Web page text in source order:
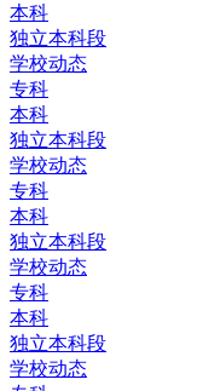
本科
独立本科段
学校动态
专科
本科
独立本科段
学校动态
专科
本科
独立本科段
学校动态
专科
本科
独立本科段
学校动态